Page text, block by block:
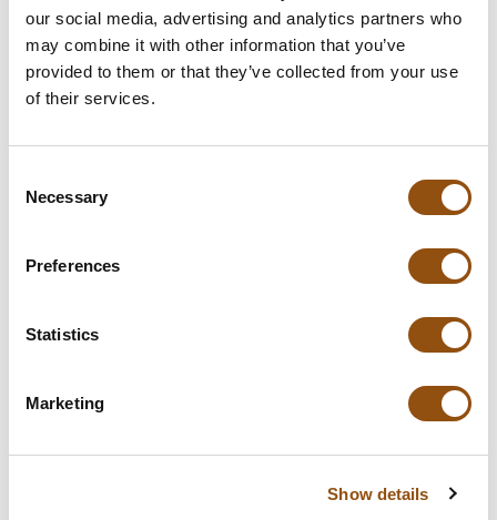
our social media, advertising and analytics partners who
may combine it with other information that you’ve
provided to them or that they’ve collected from your use
of their services.
Selection
Necessary
Preferences
Statistics
Marketing
Show details
de winkelwagen.
Specificaties
Afmetingen:
Gewicht:
Logo plaatsing:
Op de chocolade en/of op de
Laagste prijsgarantie op dit